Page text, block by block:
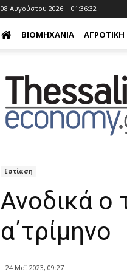
08 Αυγούστου 2026 | 01:36:33
ΒΙΟΜΗΧΑΝΊΑ
Εστίαση
Ανοδικά ο
α΄τρίμηνο
24 Μαϊ 2023, 09:27